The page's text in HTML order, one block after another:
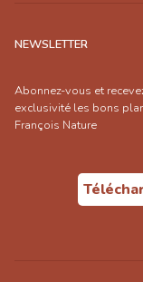
NEWSLETTER
Abonnez-vous et
exclusivité les bons
François Nature